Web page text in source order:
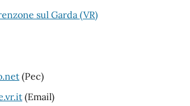
sul Garda (VR)
(Pec)
(Email)